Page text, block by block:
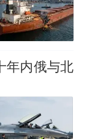
年内俄与北